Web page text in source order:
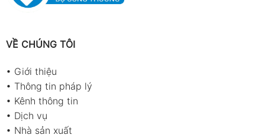
VỀ CHÚNG TÔI
• Giới thiệu
• Thông tin pháp lý
• Kênh thông tin
• Dịch vụ
• Nhà sản xuất